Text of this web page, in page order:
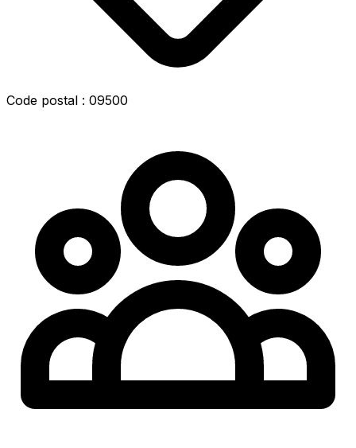
Code postal : 09500